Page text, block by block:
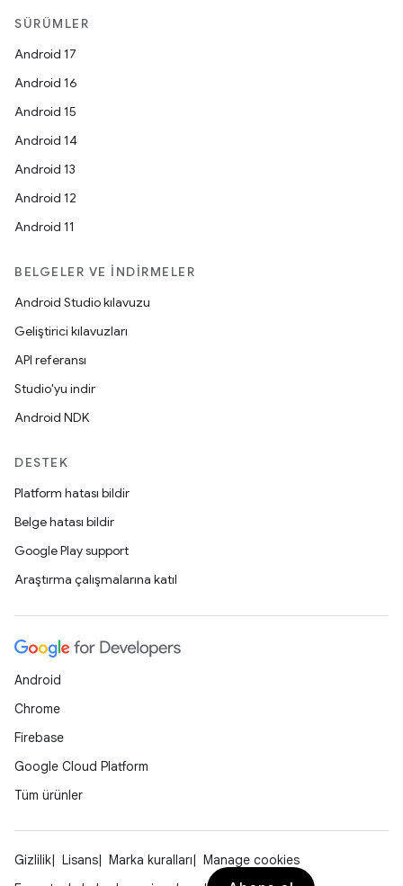
SÜRÜMLER
Android 17
Android 16
Android 15
Android 14
Android 13
Android 12
Android 11
BELGELER VE İNDIRMELER
Android Studio kılavuzu
Geliştirici kılavuzları
API referansı
Studio'yu indir
Android NDK
DESTEK
Platform hatası bildir
Belge hatası bildir
Google Play support
Araştırma çalışmalarına katıl
Android
Chrome
Firebase
Google Cloud Platform
Tüm ürünler
Gizlilik Lisans Marka kuralları
Manage cookies